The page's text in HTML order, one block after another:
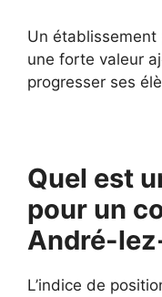
Un établissement
une forte valeur
progresser ses
Quel est
pour un
André-
L’indice de